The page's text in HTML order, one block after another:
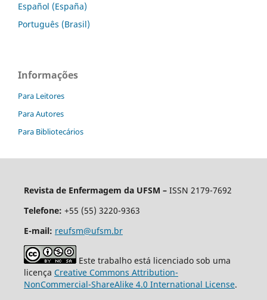
Español (España)
Português (Brasil)
Informações
Para Leitores
Para Autores
Para Bibliotecários
Revista de Enfermagem da UFSM – ISSN 2179-7692
Telefone: +55 (55) 3220-9363
E-mail: reufsm@ufsm.br
Este trabalho está licenciado sob uma
licença Creative Commons Attribution-
NonCommercial-ShareAlike 4.0 International License.